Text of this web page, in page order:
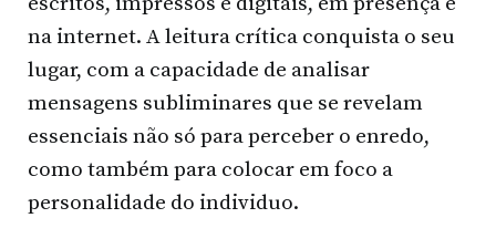
na internet. A leitura crítica conquista o seu
lugar, com a capacidade de analisar
mensagens subliminares que se revelam
essenciais não só para perceber o enredo,
como também para colocar em foco a
personalidade do individuo.